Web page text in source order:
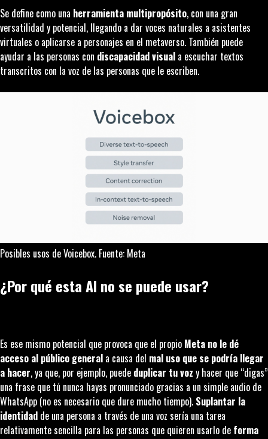
Se define como una herramienta multipropósito, con una gran
versatilidad y potencial, llegando a dar voces naturales a asistentes
virtuales o aplicarse a personajes en el metaverso. También puede
ayudar a las personas con discapacidad visual a escuchar textos
transcritos con la voz de las personas que le escriben.
Posibles usos de Voicebox. Fuente: Meta
¿Por qué esta AI no se puede usar?
Es ese mismo potencial que provoca que el propio Meta no le dé
acceso al público general a causa del mal uso que se podría llegar
a hacer, ya que, por ejemplo, puede duplicar tu voz y hacer que “digas”
una frase que tú nunca hayas pronunciado gracias a un simple audio de
WhatsApp (no es necesario que dure mucho tiempo). Suplantar la
identidad de una persona a través de una voz sería una tarea
relativamente sencilla para las personas que quieren usarlo de forma